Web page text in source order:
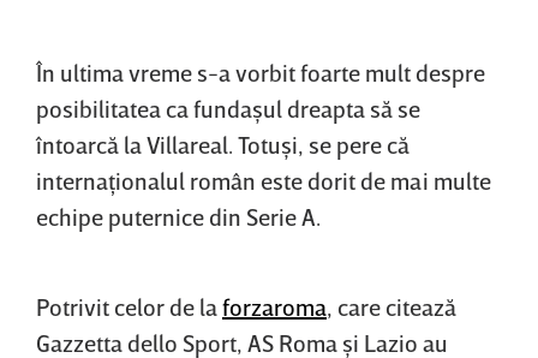
În ultima vreme s-a vorbit foarte mult despre
posibilitatea ca fundaşul dreapta să se
întoarcă la Villareal. Totuşi, se pere că
internaţionalul român este dorit de mai multe
echipe puternice din Serie A.
Potrivit celor de la forzaroma , care citează
Gazzetta dello Sport, AS Roma şi Lazio au